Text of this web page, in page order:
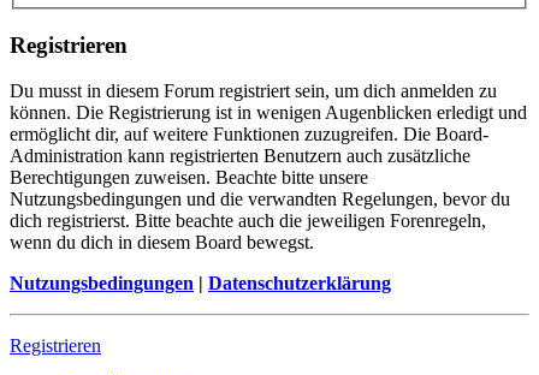
Registrieren
Du musst in diesem Forum registriert sein, um dich anmelden zu
können. Die Registrierung ist in wenigen Augenblicken erledigt und
ermöglicht dir, auf weitere Funktionen zuzugreifen. Die Board-
Administration kann registrierten Benutzern auch zusätzliche
Berechtigungen zuweisen. Beachte bitte unsere
Nutzungsbedingungen und die verwandten Regelungen, bevor du
dich registrierst. Bitte beachte auch die jeweiligen Forenregeln,
wenn du dich in diesem Board bewegst.
Nutzungsbedingungen | Datenschutzerklärung
Registrieren